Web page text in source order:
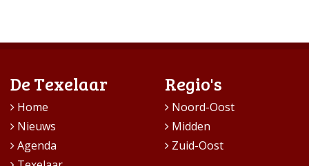
De Texelaar
Home
Nieuws
Agenda
Regio's
Noord-Oost
Midden
Zuid-Oost